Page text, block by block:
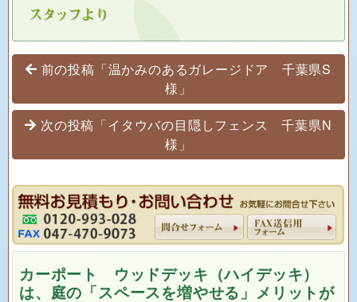
投稿ナビゲーション
前の投稿「温かみのあるガレージドア 千葉県S
様」
次の投稿「イタウバの目隠しフェンス 千葉県N
様」
カーポート ウッドデッキ（ハイデッキ）
は、庭の「スペースを増やせる」メリットが